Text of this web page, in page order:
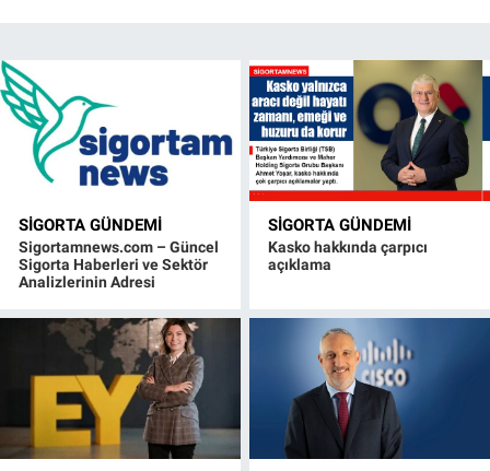
SIGORTA GÜNDEMI
Sigortamnews.com – Güncel
Sigorta Haberleri ve Sektör
Analizlerinin Adresi
SIGORTA GÜNDEMI
Kasko hakkında çarpıcı
açıklama